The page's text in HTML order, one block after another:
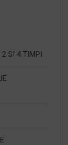
2 SI 4 TIMPI